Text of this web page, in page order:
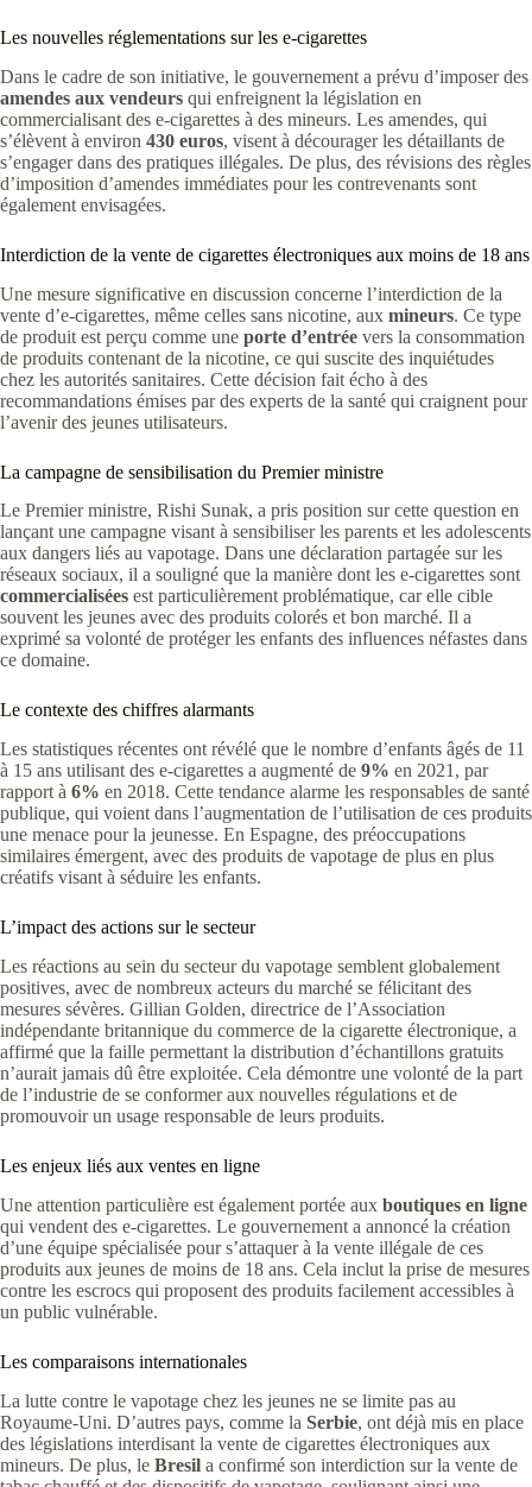
Les nouvelles réglementations sur les e-cigarettes
Dans le cadre de son initiative, le gouvernement a prévu d’imposer des
amendes aux vendeurs qui enfreignent la législation en
commercialisant des e-cigarettes à des mineurs. Les amendes, qui
s’élèvent à environ 430 euros, visent à décourager les détaillants de
s’engager dans des pratiques illégales. De plus, des révisions des règles
d’imposition d’amendes immédiates pour les contrevenants sont
également envisagées.
Interdiction de la vente de cigarettes électroniques aux moins de 18 ans
Une mesure significative en discussion concerne l’interdiction de la
vente d’e-cigarettes, même celles sans nicotine, aux mineurs. Ce type
de produit est perçu comme une porte d’entrée vers la consommation
de produits contenant de la nicotine, ce qui suscite des inquiétudes
chez les autorités sanitaires. Cette décision fait écho à des
recommandations émises par des experts de la santé qui craignent pour
l’avenir des jeunes utilisateurs.
La campagne de sensibilisation du Premier ministre
Le Premier ministre, Rishi Sunak, a pris position sur cette question en
lançant une campagne visant à sensibiliser les parents et les adolescents
aux dangers liés au vapotage. Dans une déclaration partagée sur les
réseaux sociaux, il a souligné que la manière dont les e-cigarettes sont
commercialisées est particulièrement problématique, car elle cible
souvent les jeunes avec des produits colorés et bon marché. Il a
exprimé sa volonté de protéger les enfants des influences néfastes dans
ce domaine.
Le contexte des chiffres alarmants
Les statistiques récentes ont révélé que le nombre d’enfants âgés de 11
à 15 ans utilisant des e-cigarettes a augmenté de 9% en 2021, par
rapport à 6% en 2018. Cette tendance alarme les responsables de santé
publique, qui voient dans l’augmentation de l’utilisation de ces produits
une menace pour la jeunesse. En Espagne, des préoccupations
similaires émergent, avec des produits de vapotage de plus en plus
créatifs visant à séduire les enfants.
L’impact des actions sur le secteur
Les réactions au sein du secteur du vapotage semblent globalement
positives, avec de nombreux acteurs du marché se félicitant des
mesures sévères. Gillian Golden, directrice de l’Association
indépendante britannique du commerce de la cigarette électronique, a
affirmé que la faille permettant la distribution d’échantillons gratuits
n’aurait jamais dû être exploitée. Cela démontre une volonté de la part
de l’industrie de se conformer aux nouvelles régulations et de
promouvoir un usage responsable de leurs produits.
Les enjeux liés aux ventes en ligne
Une attention particulière est également portée aux boutiques en ligne
qui vendent des e-cigarettes. Le gouvernement a annoncé la création
d’une équipe spécialisée pour s’attaquer à la vente illégale de ces
produits aux jeunes de moins de 18 ans. Cela inclut la prise de mesures
contre les escrocs qui proposent des produits facilement accessibles à
un public vulnérable.
Les comparaisons internationales
La lutte contre le vapotage chez les jeunes ne se limite pas au
Royaume-Uni. D’autres pays, comme la Serbie, ont déjà mis en place
des législations interdisant la vente de cigarettes électroniques aux
mineurs. De plus, le Bresil a confirmé son interdiction sur la vente de